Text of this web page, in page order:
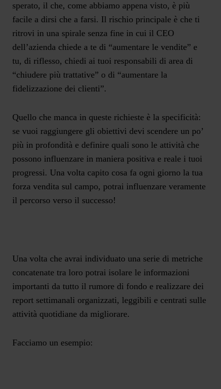
sperato, il che, come abbiamo appena visto, è più
facile a dirsi che a farsi. Il rischio principale è che ti
ritrovi in una spirale senza fine in cui il CEO
dell’azienda chiede a te di “aumentare le vendite” e
tu, di riflesso, chiedi ai tuoi responsabili di area di
“chiudere più trattative” o di “aumentare la
fidelizzazione dei clienti”.
Quello che manca in queste richieste è la specificità:
se vuoi raggiungere gli obiettivi devi scendere un po’
più in profondità e definire quali sono le attività che
possono influenzare in maniera positiva e reale i tuoi
progressi. Una volta capito cosa fa ogni giorno la tua
forza vendita sul campo, potrai influenzare veramente
il percorso verso il successo!
Una volta che avrai individuato una serie di metriche
concatenate tra loro potrai isolare le informazioni
importanti da tutto il rumore di fondo e realizzare dei
report settimanali organizzati, leggibili e centrati sulle
attività quotidiane da migliorare.
Facciamo un esempio: